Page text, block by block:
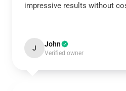
impressive results without
J John
Verified owner